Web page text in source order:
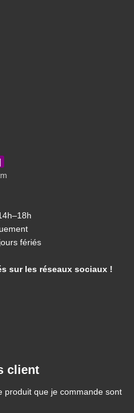
fériés
sur les réseaux sociaux !
client
produit que je commande sont